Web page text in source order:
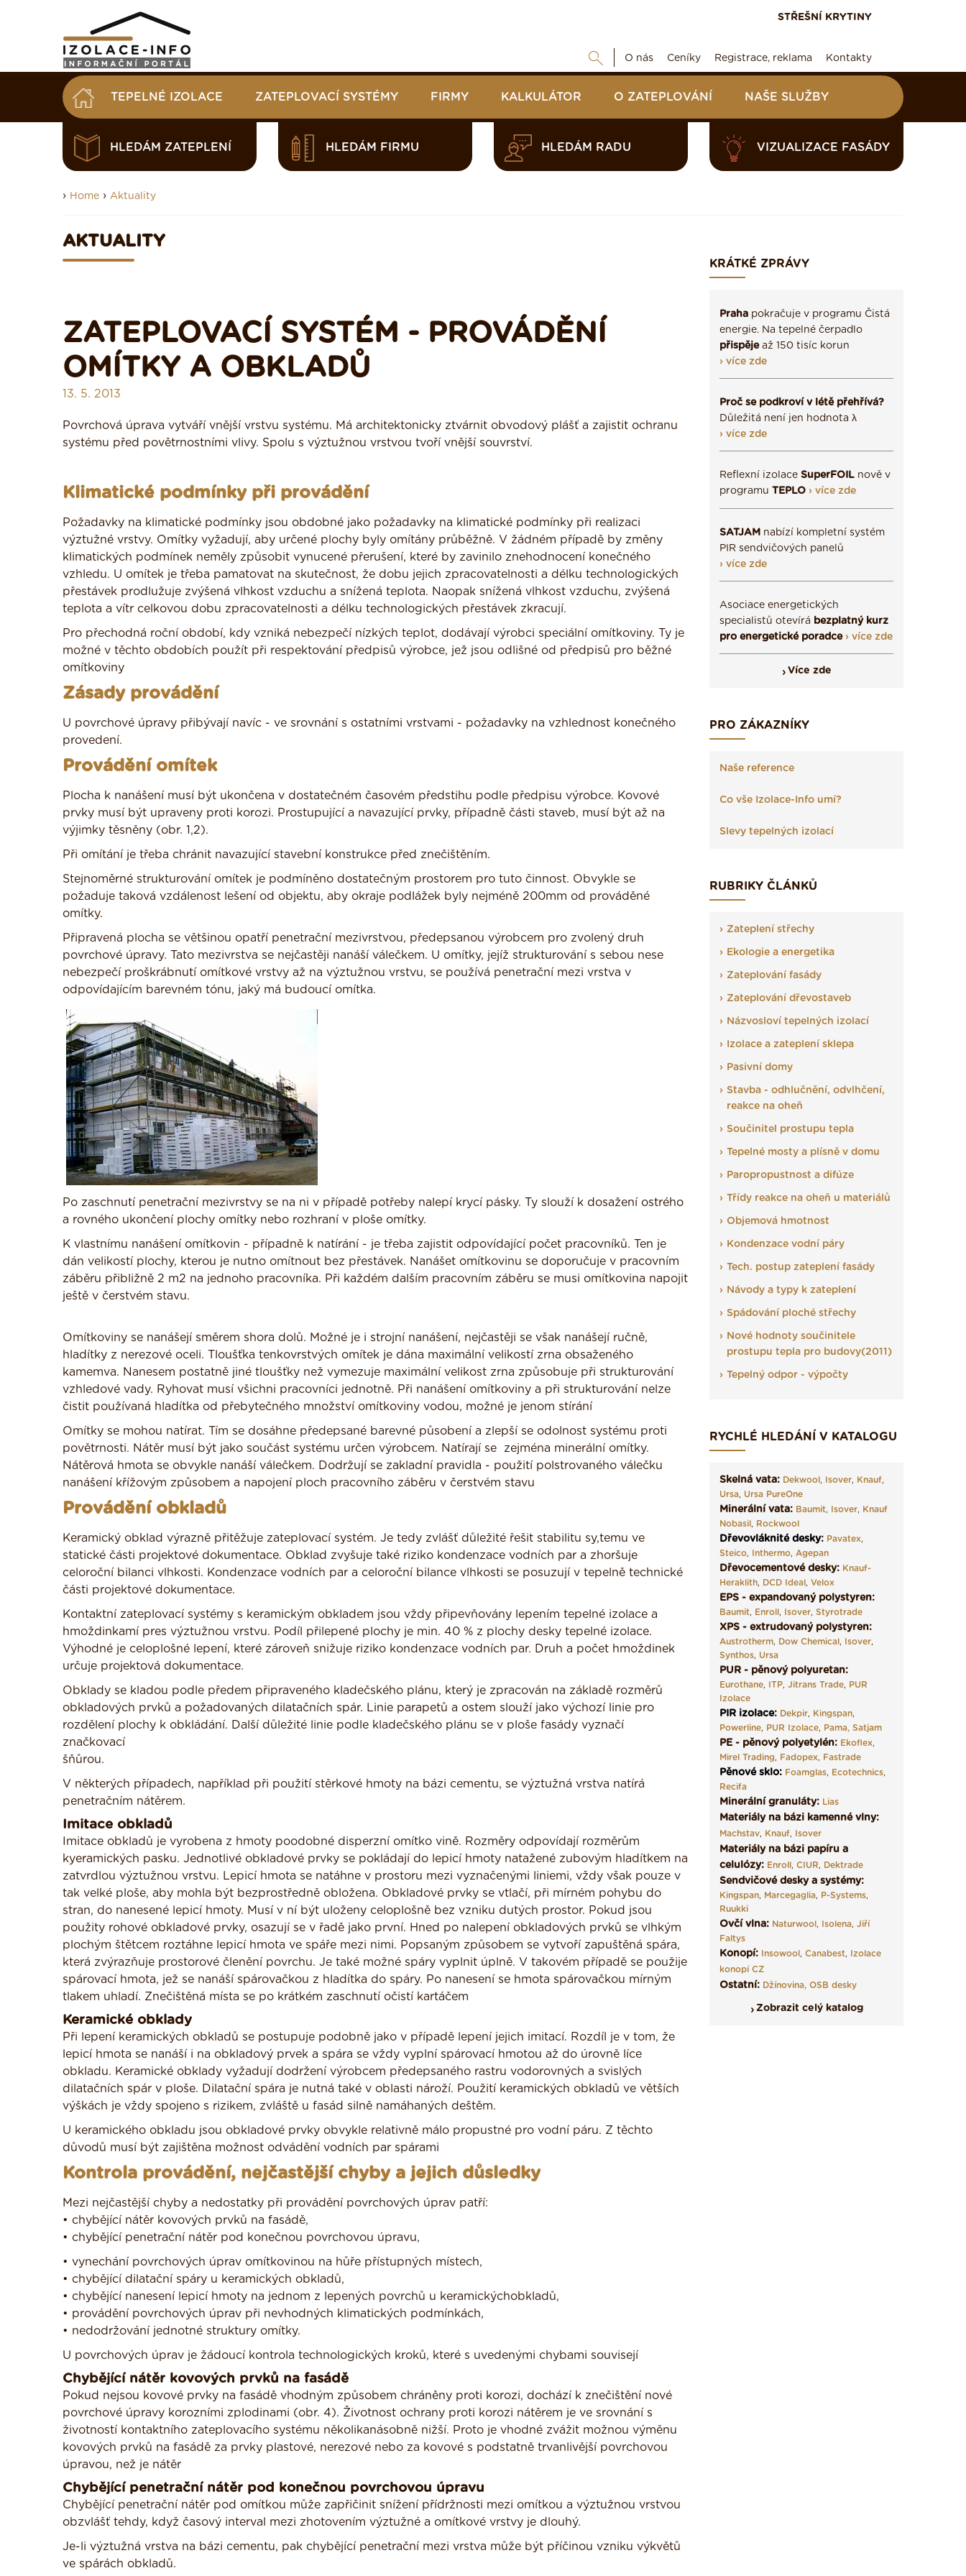
STŘEŠNÍ KRYTINY
O nás Ceníky Registrace, reklama Kontakty
TEPELNÉ IZOLACE ZATEPLOVACÍ SYSTÉMY FIRMY KALKULÁTOR O ZATEPLOVÁNÍ NAŠE SLUŽBY
HLEDÁM ZATEPLENÍ HLEDÁM FIRMU HLEDÁM RADU VIZUALIZACE FASÁDY
› Home › Aktuality
AKTUALITY
ZATEPLOVACÍ SYSTÉM - PROVÁDĚNÍ
OMÍTKY A OBKLADŮ
13. 5. 2013
Povrchová úprava vytváří vnější vrstvu systému. Má architektonicky ztvárnit obvodový plášť a zajistit ochranu
systému před povětrnostními vlivy. Spolu s výztužnou vrstvou tvoří vnější souvrství.
Klimatické podmínky při provádění
Požadavky na klimatické podmínky jsou obdobné jako požadavky na klimatické podmínky při realizaci
výztužné vrstvy. Omítky vyžadují, aby určené plochy byly omítány průběžně. V žádném případě by změny
klimatických podmínek neměly způsobit vynucené přerušení, které by zavinilo znehodnocení konečného
vzhledu. U omítek je třeba pamatovat na skutečnost, že dobu jejich zpracovatelnosti a délku technologických
přestávek prodlužuje zvýšená vlhkost vzduchu a snížená teplota. Naopak snížená vlhkost vzduchu, zvýšená
teplota a vítr celkovou dobu zpracovatelnosti a délku technologických přestávek zkracují.
Pro přechodná roční období, kdy vzniká nebezpečí nízkých teplot, dodávají výrobci speciální omítkoviny. Ty je
možné v těchto obdobích použít při respektování předpisů výrobce, jež jsou odlišné od předpisů pro běžné
omítkoviny
Zásady provádění
U povrchové úpravy přibývají navíc - ve srovnání s ostatními vrstvami - požadavky na vzhlednost konečného
provedení.
Provádění omítek
Plocha k nanášení musí být ukončena v dostatečném časovém předstihu podle předpisu výrobce. Kovové
prvky musí být upraveny proti korozi. Prostupující a navazující prvky, případně části staveb, musí být až na
výjimky těsněny (obr. 1,2).
Při omítání je třeba chránit navazující stavební konstrukce před znečištěním.
Stejnoměrné strukturování omítek je podmíněno dostatečným prostorem pro tuto činnost. Obvykle se
požaduje taková vzdálenost lešení od objektu, aby okraje podlážek byly nejméně 200mm od prováděné
omítky.
Připravená plocha se většinou opatří penetrační mezivrstvou, předepsanou výrobcem pro zvolený druh
povrchové úpravy. Tato mezivrstva se nejčastěji nanáší válečkem. U omítky, jejíž strukturování s sebou nese
nebezpečí proškrábnutí omítkové vrstvy až na výztužnou vrstvu, se používá penetrační mezi vrstva v
odpovídajícím barevném tónu, jaký má budoucí omítka.
Po zaschnutí penetrační mezivrstvy se na ni v případě potřeby nalepí krycí pásky. Ty slouží k dosažení ostrého
a rovného ukončení plochy omítky nebo rozhraní v ploše omítky.
K vlastnímu nanášení omítkovin - případně k natírání - je třeba zajistit odpovídající počet pracovníků. Ten je
dán velikostí plochy, kterou je nutno omítnout bez přestávek. Nanášet omítkovinu se doporučuje v pracovním
záběru přibližně 2 m2 na jednoho pracovníka. Při každém dalším pracovním záběru se musi omítkovina napojit
ještě v čerstvém stavu.
Omítkoviny se nanášejí směrem shora dolů. Možné je i strojní nanášení, nejčastěji se však nanášejí ručně,
hladítky z nerezové oceli. Tloušťka tenkovrstvých omítek je dána maximální velikostí zrna obsaženého
kamemva. Nanesem postatně jiné tloušťky než vymezuje maximální velikost zrna způsobuje při strukturování
vzhledové vady. Ryhovat musí všichni pracovníci jednotně. Při nanášení omítkoviny a při strukturování nelze
čistit používaná hladítka od přebytečného množství omítkoviny vodou, možné je jenom stírání
Omítky se mohou natírat. Tím se dosáhne předepsané barevné působení a zlepší se odolnost systému proti
povětrnosti. Nátěr musí být jako součást systému určen výrobcem. Natírají se zejména minerální omítky.
Nátěrová hmota se obvykle nanáší válečkem. Dodržují se zakladní pravidla - použití polstrovaného válečku
nanášení křížovým způsobem a napojení ploch pracovního záběru v čerstvém stavu
Provádění obkladů
Keramický obklad výrazně přitěžuje zateplovací systém. Je tedy zvlášť důležité řešit stabilitu sy,temu ve
statické části projektové dokumentace. Obklad zvyšuje také riziko kondenzace vodních par a zhoršuje
celoroční bilanci vlhkosti. Kondenzace vodních par a celoroční bilance vlhkosti se posuzují v tepelně technické
části projektové dokumentace.
Kontaktní zateplovací systémy s keramickým obkladem jsou vždy připevňovány lepením tepelné izolace a
hmoždinkamí pres výztužnou vrstvu. Podíl přilepené plochy je min. 40 % z plochy desky tepelné izolace.
Výhodné je celoplošné lepení, které zároveň snižuje riziko kondenzace vodních par. Druh a počet hmoždinek
určuje projektová dokumentace.
Obklady se kladou podle předem připraveného kladečského plánu, který je zpracován na základě rozměrů
obkladových prvků a požadovaných dilatačních spár. Linie parapetů a ostem slouží jako výchozí linie pro
rozdělení plochy k obkládání. Další důležité linie podle kladečského plánu se v ploše fasády vyznačí
značkovací
šňůrou.
V některých případech, například při použití stěrkové hmoty na bázi cementu, se výztužná vrstva natírá
penetračním nátěrem.
Imitace obkladů
Imitace obkladů je vyrobena z hmoty poodobné disperzní omítko vině. Rozměry odpovídají rozměrům
kyeramických pasku. Jednotlivé obkladové prvky se pokládají do lepicí hmoty natažené zubovým hladítkem na
zatvrdlou výztužnou vrstvu. Lepicí hmota se natáhne v prostoru mezi vyznačenými liniemi, vždy však pouze v
tak velké ploše, aby mohla být bezprostředně obložena. Obkladové prvky se vtlačí, při mírném pohybu do
stran, do nanesené lepicí hmoty. Musí v ní být uloženy celoplošně bez vzniku dutých prostor. Pokud jsou
použity rohové obkladové prvky, osazují se v řadě jako první. Hned po nalepení obkladových prvků se vlhkým
plochým štětcem roztáhne lepicí hmota ve spáře mezi nimi. Popsaným způsobem se vytvoří zapuštěná spára,
která zvýrazňuje prostorové členění povrchu. Je také možné spáry vyplnit úplně. V takovém případě se použije
spárovací hmota, jež se nanáší spárovačkou z hladítka do spáry. Po nanesení se hmota spárovačkou mírným
tlakem uhladí. Znečištěná místa se po krátkém zaschnutí očistí kartáčem
Keramické obklady
Při lepení keramických obkladů se postupuje podobně jako v případě lepení jejich imitací. Rozdíl je v tom, že
lepicí hmota se nanáší i na obkladový prvek a spára se vždy vyplní spárovací hmotou až do úrovně líce
obkladu. Keramické obklady vyžadují dodržení výrobcem předepsaného rastru vodorovných a svislých
dilatačních spár v ploše. Dilatační spára je nutná také v oblasti nároží. Použití keramických obkladů ve větších
výškách je vždy spojeno s rizikem, zvláště u fasád silně namáhaných deštěm.
U keramického obkladu jsou obkladové prvky obvykle relativně málo propustné pro vodní páru. Z těchto
důvodů musí být zajištěna možnost odvádění vodních par spárami
Kontrola provádění, nejčastější chyby a jejich důsledky
Mezi nejčastější chyby a nedostatky při provádění povrchových úprav patří:
• chybějící nátěr kovových prvků na fasádě,
• chybějící penetrační nátěr pod konečnou povrchovou úpravu,
• vynechání povrchových úprav omítkovinou na hůře přístupných místech,
• chybějící dilatační spáry u keramických obkladů,
• chybějící nanesení lepicí hmoty na jednom z lepených povrchů u keramickýchobkladů,
• provádění povrchových úprav při nevhodných klimatických podmínkách,
• nedodržování jednotné struktury omítky.
U povrchových úprav je žádoucí kontrola technologických kroků, které s uvedenými chybami souvisejí
Chybějící nátěr kovových prvků na fasádě
Pokud nejsou kovové prvky na fasádě vhodným způsobem chráněny proti korozi, dochází k znečištění nové
povrchové úpravy korozními zplodinami (obr. 4). Životnost ochrany proti korozi nátěrem je ve srovnání s
životností kontaktního zateplovacího systému několikanásobně nižší. Proto je vhodné zvážit možnou výměnu
kovových prvků na fasádě za prvky plastové, nerezové nebo za kovové s podstatně trvanlivější povrchovou
úpravou, než je nátěr
Chybějící penetrační nátěr pod konečnou povrchovou úpravu
Chybějící penetrační nátěr pod omítkou může zapřičinit snížení přídržnosti mezi omítkou a výztužnou vrstvou
obzvlášť tehdy, když časový interval mezi zhotovením výztužné a omítkové vrstvy je dlouhý.
Je-li výztužná vrstva na bázi cementu, pak chybějící penetrační mezi vrstva může být příčinou vzniku výkvětů
ve spárách obkladů.
KRÁTKÉ ZPRÁVY
Praha pokračuje v programu Čistá
energie. Na tepelné čerpadlo
přispějeaž 150 tisíc korun
› více zde
Proč se podkroví v létě přehřívá?
Důležitá není jen hodnota λ
› více zde
Reflexní izolace SuperFOIL nově v
programu TEPLO › více zde
SATJAM nabízí kompletní systém
PIR sendvičových panelů
› více zde
Asociace energetických
specialistů otevírá bezplatný kurz
pro energetické poradce › více zde
Více zde
PRO ZÁKAZNÍKY
Naše reference
Co vše Izolace-Info umí?
Slevy tepelných izolací
RUBRIKY ČLÁNKŮ
Zateplení střechy
Ekologie a energetika
Zateplování fasády
Zateplování dřevostaveb
Názvosloví tepelných izolací
Izolace a zateplení sklepa
Pasivní domy
Stavba - odhlučnění, odvlhčení,
reakce na oheň
Součinitel prostupu tepla
Tepelné mosty a plísně v domu
Paropropustnost a difúze
Třídy reakce na oheň u materiálů
Objemová hmotnost
Kondenzace vodní páry
Tech. postup zateplení fasády
Návody a typy k zateplení
Spádování ploché střechy
Nové hodnoty součinitele
prostupu tepla pro budovy(2011)
Tepelný odpor - výpočty
RYCHLÉ HLEDÁNÍ V KATALOGU
Skelná vata: Dekwool, Isover, Knauf,
Ursa, Ursa PureOne
Minerální vata: Baumit, Isover, Knauf
Nobasil, Rockwool
Dřevovláknité desky: Pavatex,
Steico, Inthermo, Agepan
Dřevocementové desky: Knauf-
Heraklith, DCD Ideal, Velox
EPS - expandovaný polystyren:
Baumit, Enroll, Isover, Styrotrade
XPS - extrudovaný polystyren:
Austrotherm, Dow Chemical, Isover,
Synthos, Ursa
PUR - pěnový polyuretan:
Eurothane, ITP, Jitrans Trade, PUR
Izolace
PIR izolace: Dekpir, Kingspan,
Powerline, PUR Izolace, Pama, Satjam
PE - pěnový polyetylén: Ekoflex,
Mirel Trading, Fadopex, Fastrade
Pěnové sklo: Foamglas, Ecotechnics,
Recifa
Minerální granuláty: Lias
Materiály na bázi kamenné vlny:
Machstav, Knauf, Isover
Materiály na bázi papíru a
celulózy: Enroll, CIUR, Dektrade
Sendvičové desky a systémy:
Kingspan, Marcegaglia, P-Systems,
Ruukki
Ovčí vlna: Naturwool, Isolena, Jiří
Faltys
Konopí: Insowool, Canabest, Izolace
konopí CZ
Ostatní: Džínovina, OSB desky
Zobrazit celý katalog